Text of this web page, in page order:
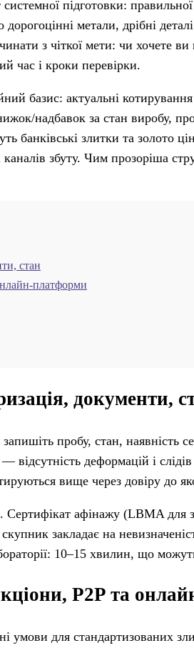
підготовки:
метали, дрібні
з чіткої мети: чи хочете
час і кроки перевірки.
базис: актуальні котирування
надбавок за стан виробу,
банківські злитки та золото
каналів збуту. Чим прозоріша
стан
платформи
документи,
пробу, стан, наявність
відсутність деформацій і
вище через довіру до
афінажу (LBMA для
закладає на
10–15 хвилин, що
P2P та
умови для стандартизованих